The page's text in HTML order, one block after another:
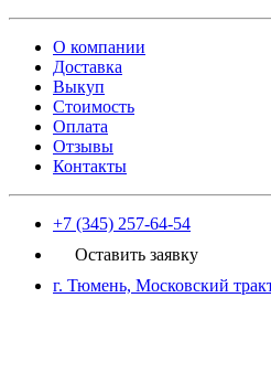
О компании
Доставка
Выкуп
Стоимость
Оплата
Отзывы
Контакты
+7 (345) 257-64-54
Оставить заявку
г. Тюмень, Московский